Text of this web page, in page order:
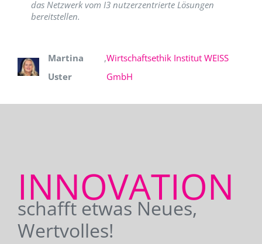
das Netzwerk vom I3 nutzerzentrierte Lösungen
bereitstellen.
Martina
Uster
,Wirtschaftsethik Institut WEISS
GmbH
INNOVATION
schafft etwas Neues,
Wertvolles!